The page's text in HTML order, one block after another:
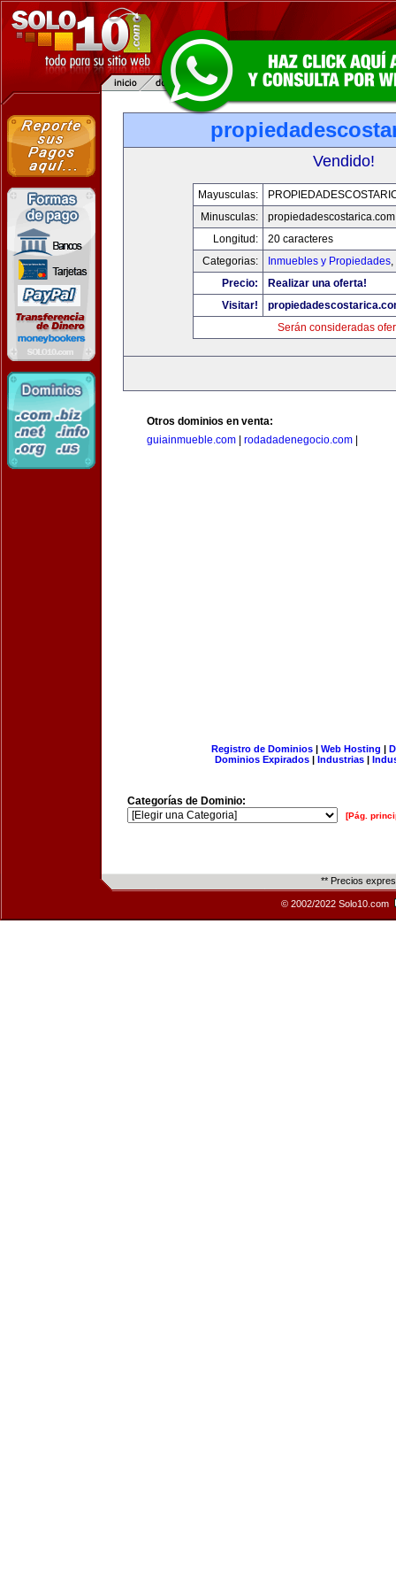
Vendido!
Mayusculas:
Minusculas:
propiedadescostarica.com
Longitud:
20 caracteres
Categorias:
Inmuebles y Propiedades,
Precio:
Realizar una oferta!
Visitar!
Serán consideradas
Otros dominios en venta:
guiainmueble.com
rodadadenegocio.com
Registro de Dominios| Web Hosting |
Dominios Expirados | Industrias |
Categorías de Dominio:
[Pág.
** Precios
© 2002/2022 Solo10.com